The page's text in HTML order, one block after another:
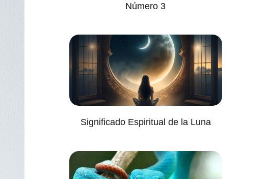
Número 3
Significado Espiritual de la Luna